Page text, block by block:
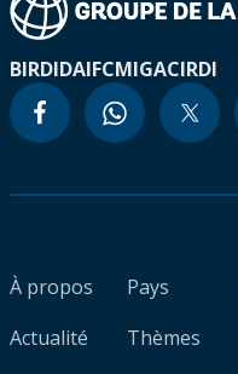
BIRDIDAIFCMIGACIRDI
À propos
Actualité
Pays
Thèmes